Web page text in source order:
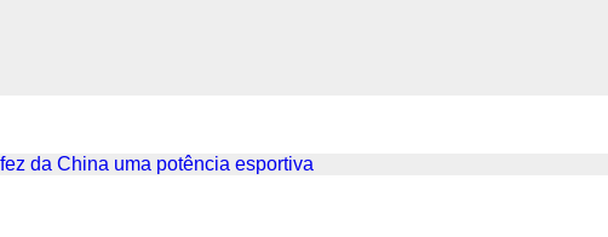
o investimento público nas